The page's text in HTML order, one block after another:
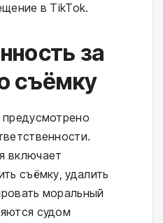
в TikTok.
за
съёмку
включает
съёмку, удалить
моральный
судом